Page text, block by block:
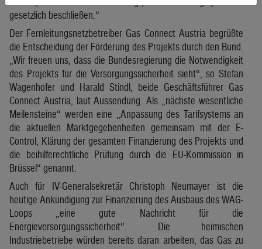
gesetzlich beschließen.“
Der Fernleitungsnetzbetreiber Gas Connect Austria begrüßte
die Entscheidung der Förderung des Projekts durch den Bund.
„Wir freuen uns, dass die Bundesregierung die Notwendigkeit
des Projekts für die Versorgungssicherheit sieht“, so Stefan
Wagenhofer und Harald Stindl, beide Geschäftsführer Gas
Connect Austria, laut Aussendung. Als „nächste wesentliche
Meilensteine“ werden eine „Anpassung des Tarifsystems an
die aktuellen Marktgegebenheiten gemeinsam mit der E-
Control, Klärung der gesamten Finanzierung des Projekts und
die beihilferechtliche Prüfung durch die EU-Kommission in
Brüssel“ genannt.
Auch für IV-Generalsekretär Christoph Neumayer ist die
heutige Ankündigung zur Finanzierung des Ausbaus des WAG-
Loops „eine gute Nachricht für die
Energieversorgungssicherheit“. Die heimischen
Industriebetriebe würden bereits daran arbeiten, das Gas zu